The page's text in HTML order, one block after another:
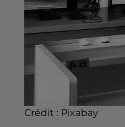
Crédit : Pixabay